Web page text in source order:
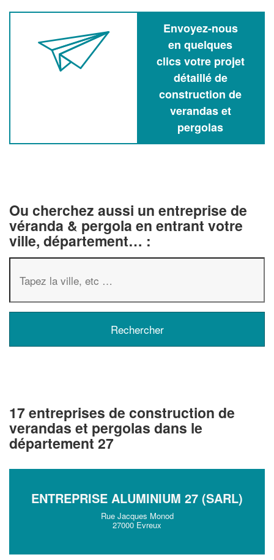
Envoyez-nous
en quelques
clics votre projet
détaillé de
construction de
verandas et
pergolas
Ou cherchez aussi un entreprise de
véranda & pergola en entrant votre
ville, département… :
17 entreprises de construction de
verandas et pergolas dans le
département 27
ENTREPRISE ALUMINIUM 27 (SARL)
Rue Jacques Monod
27000 Evreux